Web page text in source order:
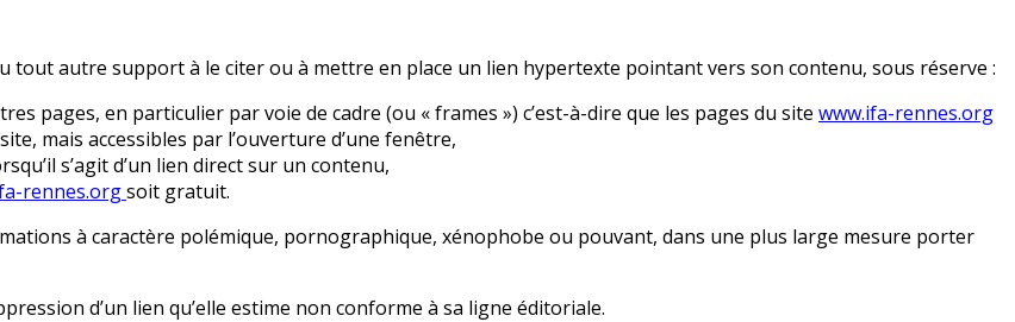
autre support à le citer ou à mettre en place un lien hypertexte pointant vers son contenu, sous réserve :
pages, en particulier par voie de cadre (ou « frames ») c’est-à-dire que les pages du site www.ifa-rennes.org
mais accessibles par l’ouverture d’une fenêtre,
s’agit d’un lien direct sur un contenu,
rennes.orgsoit gratuit.
à caractère polémique, pornographique, xénophobe ou pouvant, dans une plus large mesure porter
d’un lien qu’elle estime non conforme à sa ligne éditoriale.